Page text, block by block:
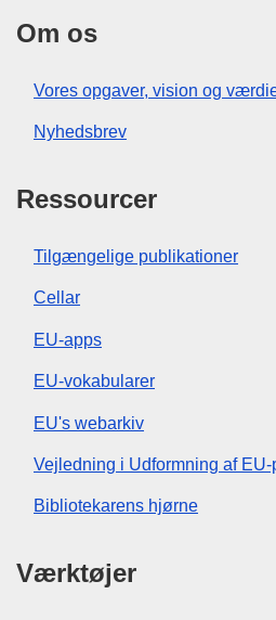
Om os
Vores opgaver, vision og
Nyhedsbrev
Ressourcer
Tilgængelige publikationer
Cellar
EU-apps
EU-vokabularer
EU's webarkiv
Vejledning i Udformning af
Bibliotekarens hjørne
Værktøjer